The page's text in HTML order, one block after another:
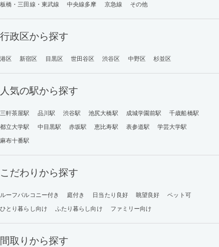
板橋・三田線・東武線
中央線多摩 京急線 その他
行政区から探す
港区 新宿区 目黒区 世田谷区 渋谷区 中野区 杉並区
人気の駅から探す
三軒茶屋駅 品川駅 渋谷駅 池尻大橋駅 成城学園前駅
千歳船橋駅
都立大学駅
中目黒駅 赤坂駅 恵比寿駅 表参道駅
学芸大学駅
麻布十番駅
こだわりから探す
ルーフバルコニー付き 庭付き 日当たり良好 眺望良好
ペット可
ひとり暮らし向け
ふたり暮らし向け ファミリー向け
間取りから探す